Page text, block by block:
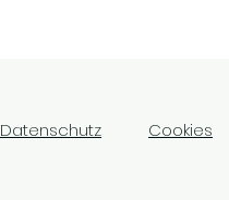
Datenschutz Cookies